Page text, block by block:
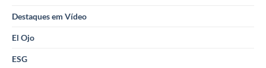
Destaques em Vídeo
El Ojo
ESG